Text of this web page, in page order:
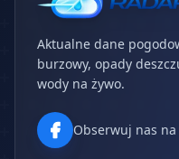
Aktualne dane
burzowy, opady
wody na żywo.
Obserwuj nas na